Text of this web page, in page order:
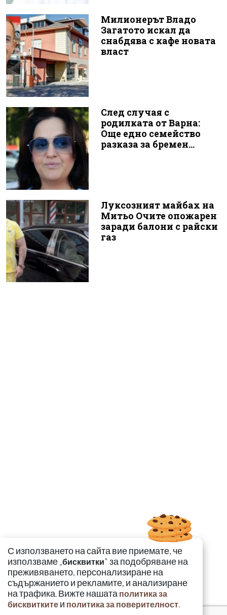
Милионерът Владо
Загатото искал да
снабдява с кафе новата
власт
След случая с
родилката от Варна:
Още едно семейство
разказа за бремен...
Луксозният майбах на
Митьо Очите опожарен
заради балони с райски
газ
С използването на сайта вие приемате, че
използваме „бисквитки" за подобряване на
преживяването, персонализиране на
съдържанието и рекламите, и анализиране
на трафика. Вижте нашата политика за
бисквитките и политика за поверителност.